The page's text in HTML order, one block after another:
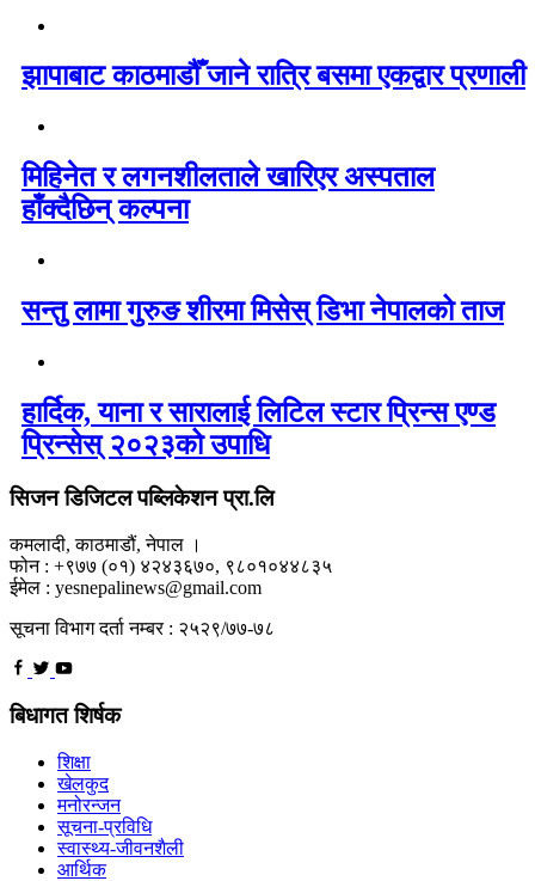
झापाबाट काठमाडौँ जाने रात्रि बसमा एकद्वार प्रणाली
मिहिनेत र लगनशीलताले खारिएर अस्पताल
हाँक्दैछिन् कल्पना
सन्तु लामा गुरुङ शीरमा मिसेस् डिभा नेपालको ताज
हार्दिक, याना र सारालाई लिटिल स्टार प्रिन्स एण्ड
प्रिन्सेस् २०२३को उपाधि
सिजन डिजिटल पब्लिकेशन प्रा.लि
कमलादी, काठमाडौं, नेपाल ।
फोन : +९७७ (०१) ४२४३६७०, ९८०१०४४८३५
ईमेल : yesnepalinews@gmail.com
सूचना विभाग दर्ता नम्बर : २५२९/७७-७८
बिधागत शिर्षक
शिक्षा
खेलकुद
मनोरन्जन
सूचना-प्रविधि
स्वास्थ्य-जीवनशैली
आर्थिक